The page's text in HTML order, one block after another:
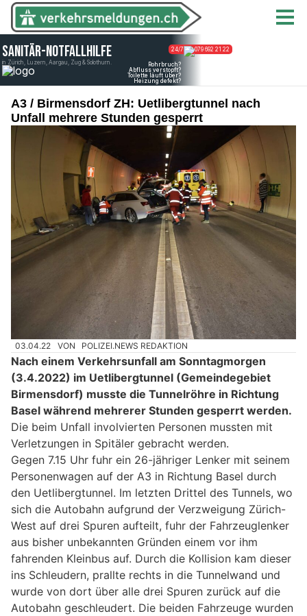
A3 / Birmensdorf ZH: Uetlibergtunnel nach
Unfall mehrere Stunden gesperrt
03.04.22 VON POLIZEI.NEWS REDAKTION
Nach einem Verkehrsunfall am Sonntagmorgen
(3.4.2022) im Uetlibergtunnel (Gemeindegebiet
Birmensdorf) musste die Tunnelröhre in Richtung
Basel während mehrerer Stunden gesperrt werden.
Die beim Unfall involvierten Personen mussten mit
Verletzungen in Spitäler gebracht werden.
Gegen 7.15 Uhr fuhr ein 26-jähriger Lenker mit seinem
Personenwagen auf der A3 in Richtung Basel durch
den Uetlibergtunnel. Im letzten Drittel des Tunnels, wo
sich die Autobahn aufgrund der Verzweigung Zürich-
West auf drei Spuren aufteilt, fuhr der Fahrzeuglenker
aus bisher unbekannten Gründen einem vor ihm
fahrenden Kleinbus auf. Durch die Kollision kam dieser
ins Schleudern, prallte rechts in die Tunnelwand und
wurde von dort über alle drei Spuren zurück auf die
Autobahn geschleudert. Die beiden Fahrzeuge wurden